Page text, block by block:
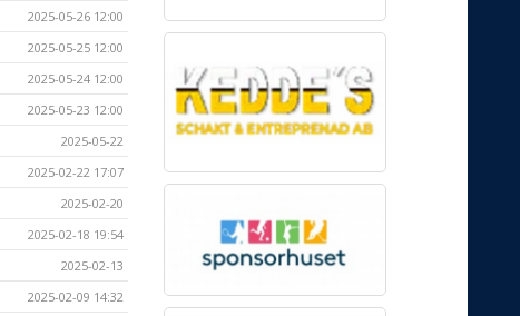
2025-05-26 12:00
2025-05-25 12:00
2025-05-24 12:00
2025-05-23 12:00
2025-05-22
2025-02-22 17:07
2025-02-20
2025-02-18 19:54
2025-02-13
2025-02-09 14:32